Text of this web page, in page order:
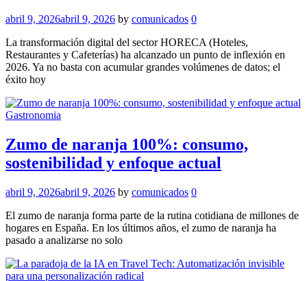
abril 9, 2026abril 9, 2026 by comunicados 0
La transformación digital del sector HORECA (Hoteles,
Restaurantes y Cafeterías) ha alcanzado un punto de inflexión en
2026. Ya no basta con acumular grandes volúmenes de datos; el
éxito hoy
Gastronomia
Zumo de naranja 100%: consumo,
sostenibilidad y enfoque actual
abril 9, 2026abril 9, 2026 by comunicados 0
El zumo de naranja forma parte de la rutina cotidiana de millones de
hogares en España. En los últimos años, el zumo de naranja ha
pasado a analizarse no solo